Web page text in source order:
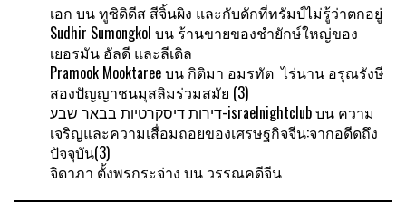
เอก บนทูซิดิดีส สีจิ้นผิง และกับดักที่ทรัมป์ไม่รู้ว่าตกอยู่
Sudhir Sumongkol บน ร้านขายของชำยักษ์ใหญ่ของ
เยอรมัน อัลดี และลีเดิล
Pramook Mooktareeบน กิติมา อมรทัต ไร่นาน อรุณรังษี
สองปัญญาชนมุสลิมร่วมสมัย (3)
דירות דיסקרטיות בבאר שבע-israelnightclubบน ความ
เจริญและความเสื่อมถอยของเศรษฐกิจจีน:จากอดีดถึง
ปัจจุบัน(3)
จิดาภา ตั้งพรกระจ่าง บน วรรณคดีจีน